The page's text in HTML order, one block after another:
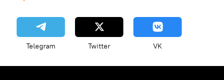
Telegram Twitter VK